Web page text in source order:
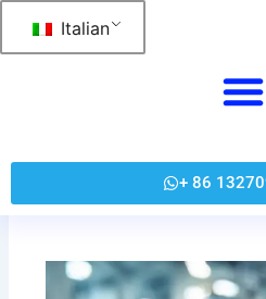
Italian
+ 86